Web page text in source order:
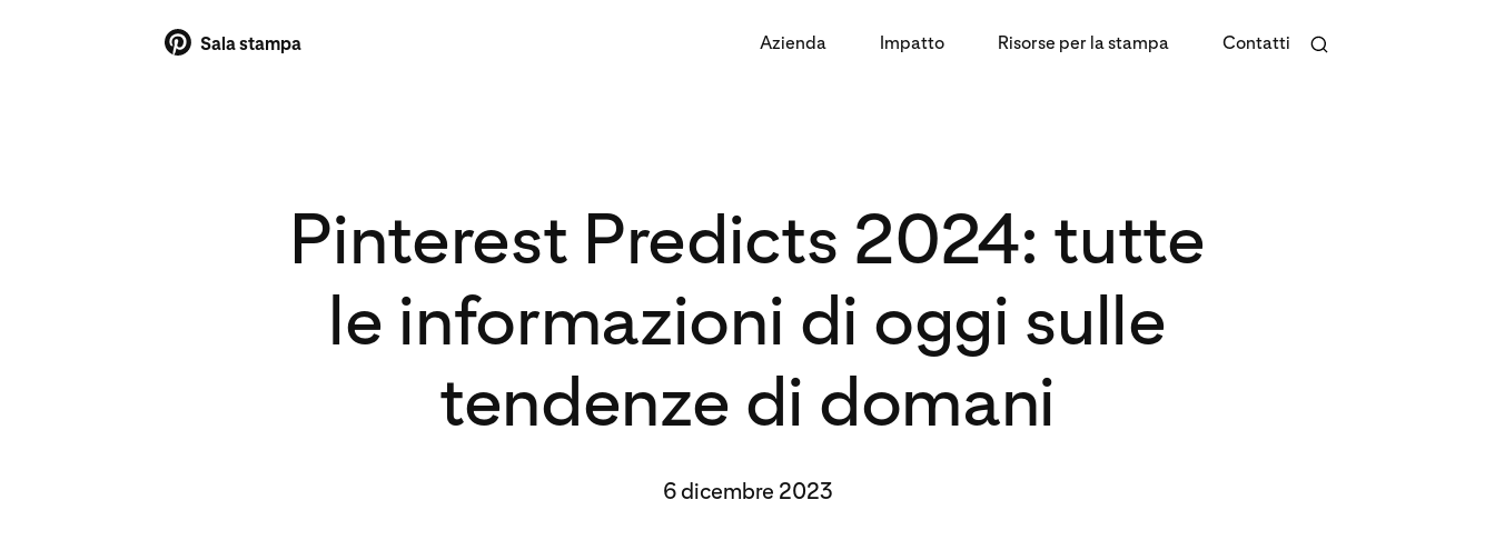
Sala stampa Azienda Impatto Risorse per la stampa Contatti
Pinterest Predicts 2024: tutte
le informazioni di oggi sulle
tendenze di domani
6 dicembre 2023